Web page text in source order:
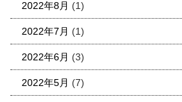
2022年8月 (1)
2022年7月 (1)
2022年6月 (3)
2022年5月 (7)